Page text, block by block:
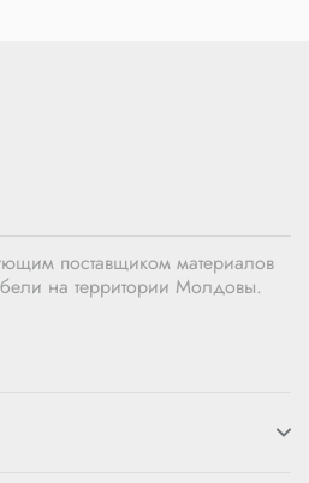
поставщиком материалов
на территории Молдовы.